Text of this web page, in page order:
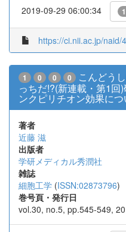
2019-09-29 06:00:34
https://ci.nii.ac.jp/naid/
1 0 0 0
こんどう
っちだ!?(新連載・第1回
ンクピリチオン効果につ
著者
近藤 滋
出版者
学研メディカル秀潤社
雑誌
細胞工学 (ISSN:02873796)
巻号頁・発行日
vol.30, no.5, pp.545-549,